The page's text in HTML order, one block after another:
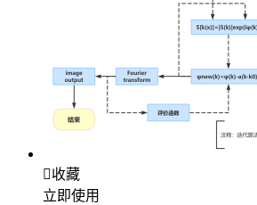
收藏
立即使用